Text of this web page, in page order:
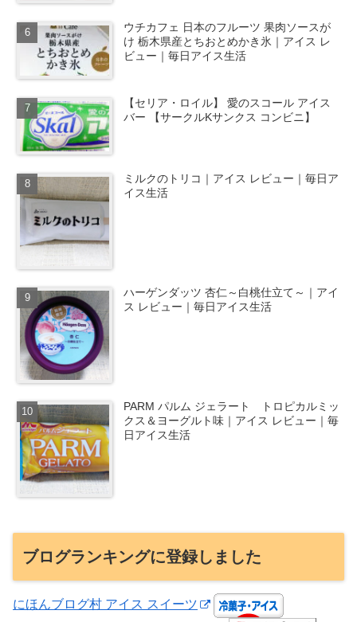
ウチカフェ 日本のフルーツ 果肉ソースが
け 栃木県産とちおとめかき氷｜アイス レ
ビュー｜毎日アイス生活
【セリア・ロイル】 愛のスコール アイス
バー 【サークルKサンクス コンビニ】
ミルクのトリコ｜アイス レビュー｜毎日ア
イス生活
ハーゲンダッツ 杏仁～白桃仕立て～｜アイ
ス レビュー｜毎日アイス生活
PARM パルム ジェラート トロピカルミッ
クス＆ヨーグルト味｜アイス レビュー｜毎
日アイス生活
ブログランキングに登録しました
にほんブログ村 アイス スイーツ